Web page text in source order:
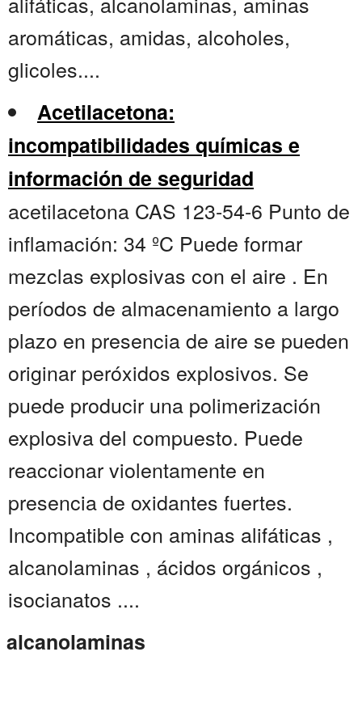
aromáticas, amidas, alcoholes,
glicoles....
Acetilacetona:
incompatibilidades químicas e
información de seguridad
acetilacetona CAS 123-54-6 Punto de
inflamación: 34 ºC Puede formar
mezclas explosivas con el aire . En
períodos de almacenamiento a largo
plazo en presencia de aire se pueden
originar peróxidos explosivos. Se
puede producir una polimerización
explosiva del compuesto. Puede
reaccionar violentamente en
presencia de oxidantes fuertes.
Incompatible con aminas alifáticas ,
alcanolaminas , ácidos orgánicos ,
isocianatos ....
alcanolaminas